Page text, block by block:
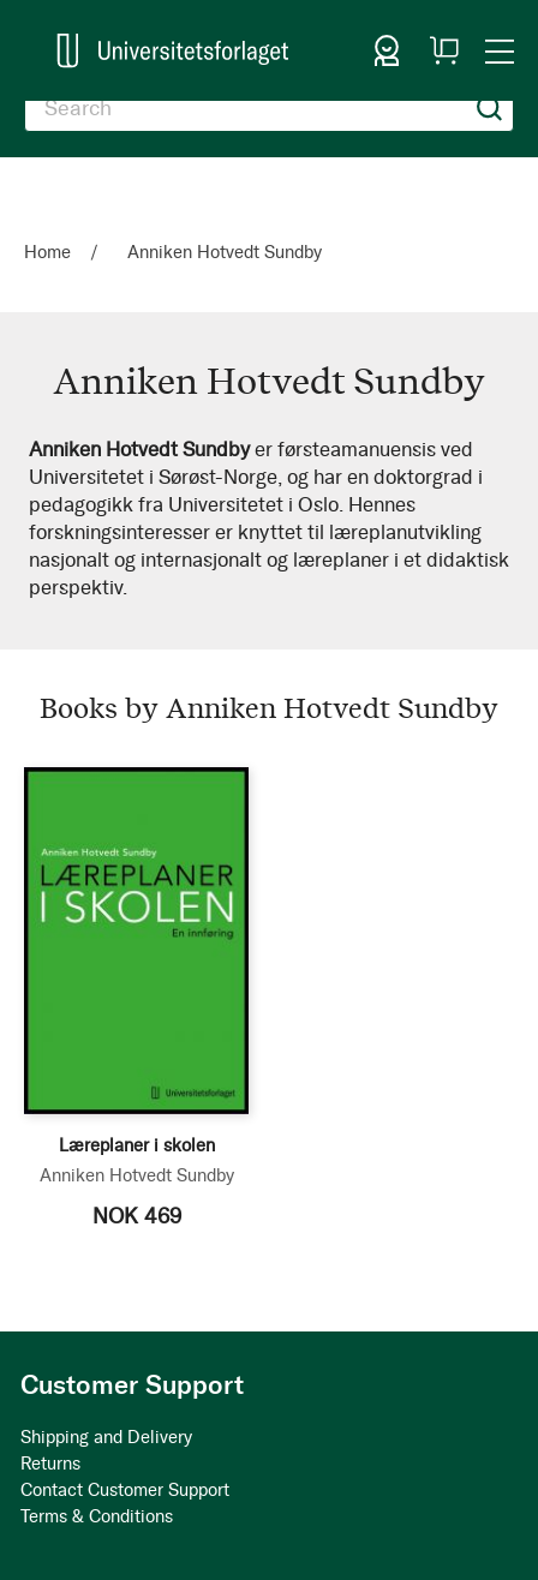
Sign In
My
Cart
Home Anniken Hotvedt Sundby
Anniken Hotvedt Sundby
Anniken
Hotvedt
Sundby
Anniken Hotvedt Sundbyer førsteamanuensis ved
Universitetet i Sørøst-Norge, og har en doktorgrad i
pedagogikk fra Universitetet i Oslo. Hennes
forskningsinteresser er knyttet til læreplanutvikling
nasjonalt og internasjonalt og læreplaner i et didaktisk
perspektiv.
Books by Anniken Hotvedt Sundby
Læreplaner i skolen
Anniken Hotvedt Sundby
NOK 469
Customer Support
Shipping and Delivery
Returns
Contact Customer Support
Terms & Conditions